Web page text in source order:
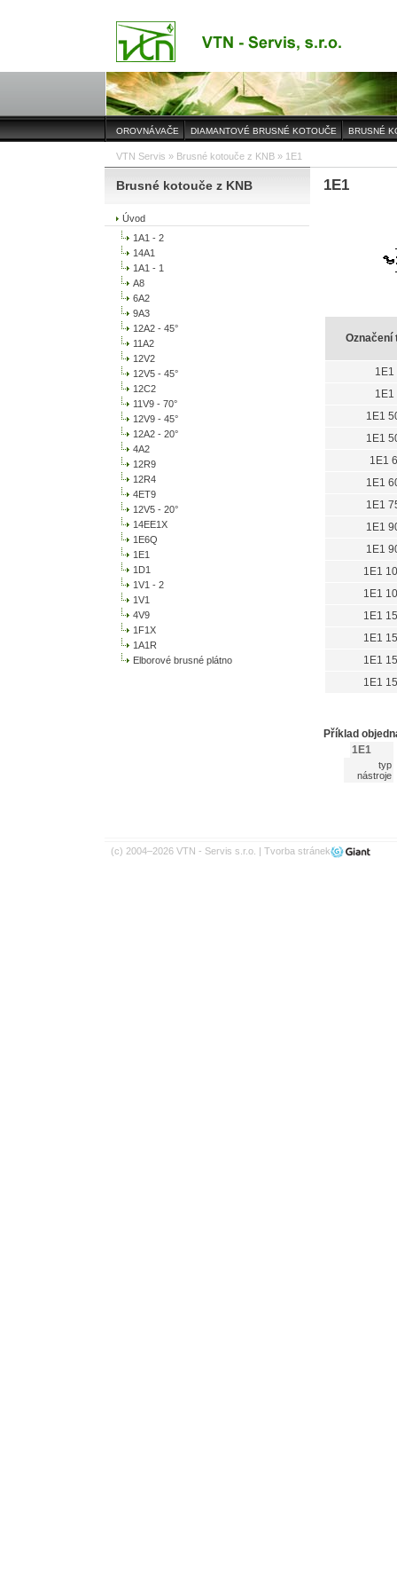
OROVNÁVAČE DIAMANTOVÉ BRUSNÉ KOTOUČE BRUSNÉ
VTN Servis » Brusné kotouče z KNB » 1E1
Brusné kotouče z KNB 1E1
Úvod
1A1 - 2
14A1
1A1 - 1
A8
6A2
9A3
12A2 - 45°
11A2
12V2
12V5 - 45°
12C2
11V9 - 70°
12V9 - 45°
12A2 - 20°
4A2
12R9
12R4
4ET9
12V5 - 20°
14EE1X
1E6Q
1E1
1D1
1V1 - 2
1V1
4V9
1F1X
1A1R
Elborové brusné plátno
Označení
1E1
1E1
1E1
1E1
1E1
1E1
1E1
1E1
1E1
1E1
1E1
1E1
1E1
1E1
1E1
Příklad
1E1
typ
nástroje
(c) 2004–2026 VTN - Servis s.r.o. | Tvorba stránek